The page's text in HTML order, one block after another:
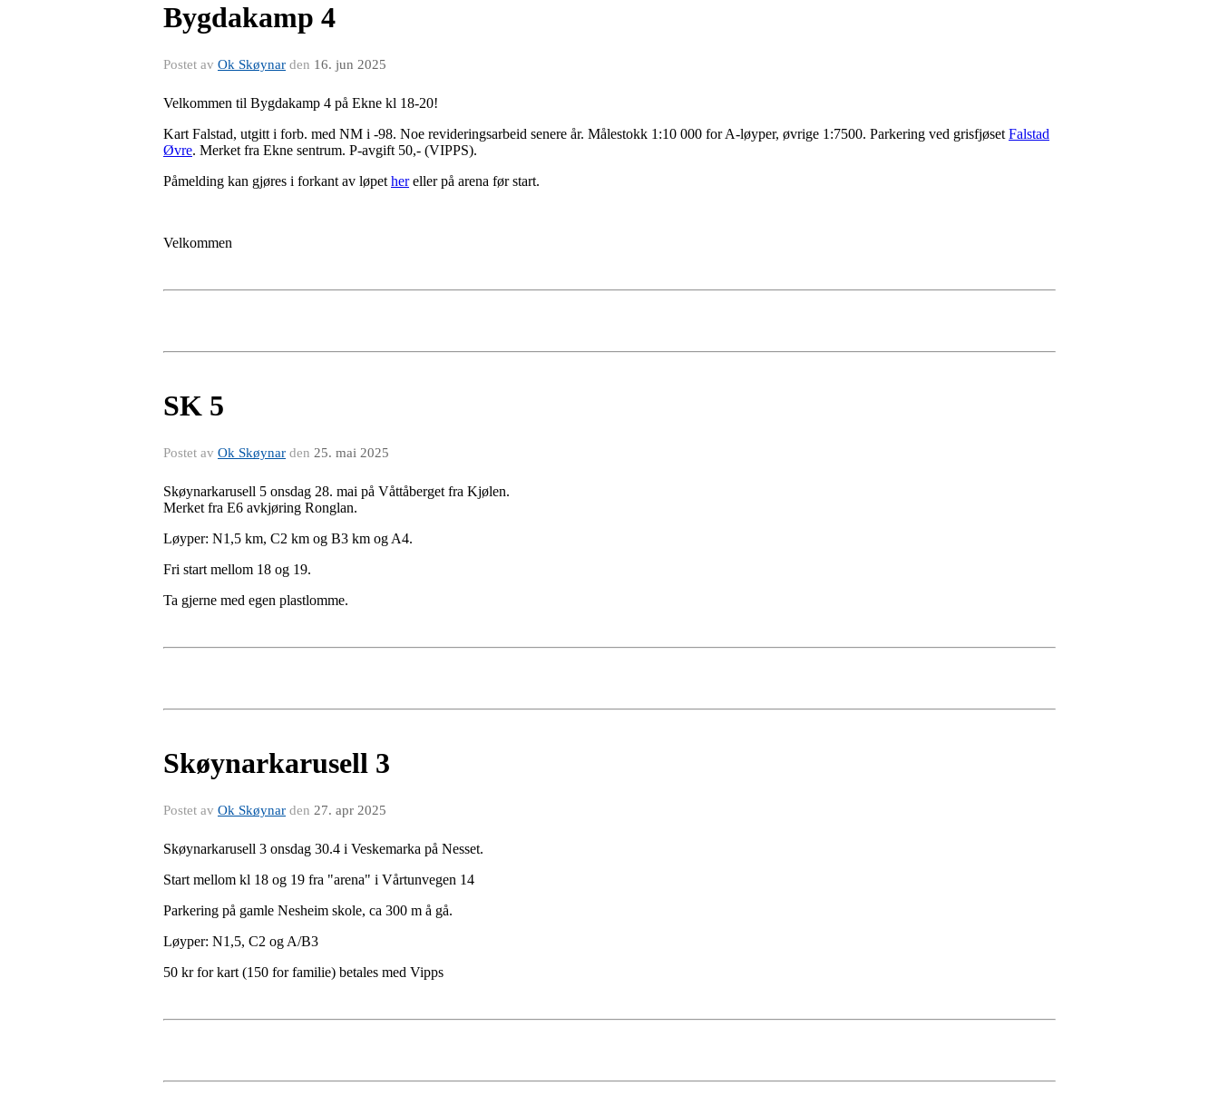
Bygdakamp 4
Postet av Ok Skøynar den 16. jun 2025
Velkommen til Bygdakamp 4 på Ekne kl 18-20!
Kart Falstad, utgitt i forb. med NM i -98. Noe revideringsarbeid senere år. Målestokk 1:10 000 for A-løyper, øvrige 1:7500. Parkering ved grisfjøset Falstad
Øvre. Merket fra Ekne sentrum. P-avgift 50,- (VIPPS).
Påmelding kan gjøres i forkant av løpet hereller på arena før start.
Velkommen
SK 5
Postet av Ok Skøynar den 25. mai 2025
Skøynarkarusell 5 onsdag 28. mai på Våttåberget fra Kjølen.
Merket fra E6 avkjøring Ronglan.
Løyper: N1,5 km, C2 km og B3 km og A4.
Fri start mellom 18 og 19.
Ta gjerne med egen plastlomme.
Skøynarkarusell 3
Postet av Ok Skøynar den 27. apr 2025
Skøynarkarusell 3 onsdag 30.4 i Veskemarka på Nesset.
Start mellom kl 18 og 19 fra "arena" i Vårtunvegen 14
Parkering på gamle Nesheim skole, ca 300 m å gå.
Løyper: N1,5, C2 og A/B3
50 kr for kart (150 for familie) betales med Vipps